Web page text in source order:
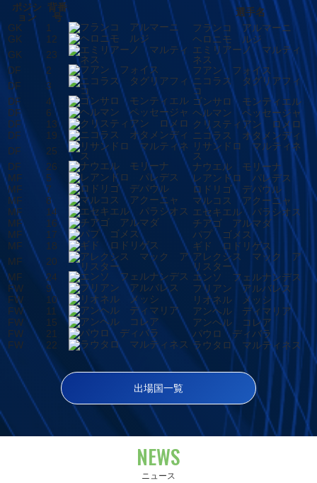
ポジシ
ョン
背番
号
選手名
GK
1
フランコ アルマーニ
GK
12
ヘロニモ ルジ
GK
23
エミリアーノ マルティ
ネス
DF
2
フアン フォイス
DF
3
ニコラス タグリアフィ
コ
DF
4
ゴンサロ モンティエル
DF
6
ヘルマン ペッセージャ
DF
13
クリスティアン ロメロ
DF
19
ニコラス オタメンディ
DF
25
リサンドロ マルティネ
ス
DF
26
ナウエル モリーナ
MF
5
レアンドロ パレデス
MF
7
ロドリゴ デパウル
MF
8
マルコス アクーニャ
MF
14
エセキエル パラシオス
MF
16
チアゴ アルマダ
MF
17
パプ ゴメス
MF
18
ギド ロドリゲス
MF
20
アレクシス マック ア
リスター
MF
24
エンソ フェルナンデス
FW
9
フリアン アルバレス
FW
10
リオネル メッシ
FW
11
アンヘル ディマリア
FW
15
アンヘル コレア
FW
21
パウロ ディバラ
FW
22 ラウタロ マルティネス
出場国一覧
NEWS
ニュース